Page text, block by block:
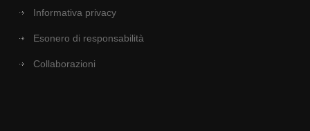
Informativa privacy
Esonero di responsabilità
Collaborazioni